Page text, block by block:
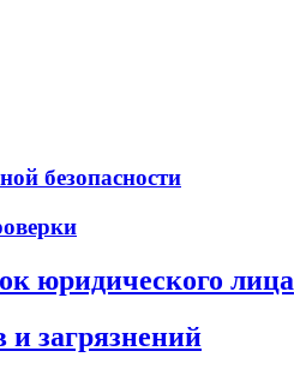
безопасности
юридического лица
и загрязнений